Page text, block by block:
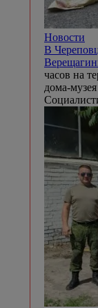
Новости
В
часов на
дома-